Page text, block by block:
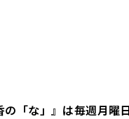
の「な」』は毎週月